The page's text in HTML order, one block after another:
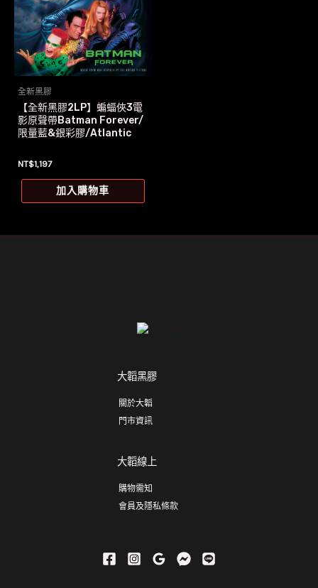
全新黑膠
【全新黑膠2LP】蝙蝠俠3電
影原聲帶Batman Forever/
限量藍&銀彩膠/Atlantic
NT$1,197
加入購物車
大韜黑膠
關於大韜
門市資訊
大韜線上
購物需知
會員及隱私條款